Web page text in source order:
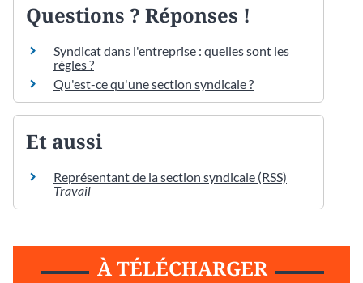
Questions ? Réponses !
Syndicat dans l'entreprise : quelles sont les
règles ?
Qu'est-ce qu'une section syndicale ?
Et aussi
Représentant de la section syndicale (RSS)
Travail
À TÉLÉCHARGER